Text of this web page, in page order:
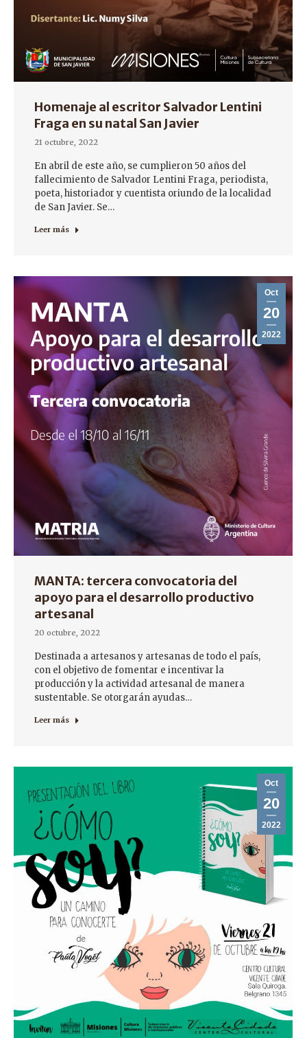
Homenaje al escritor Salvador Lentini
Fraga en su natal San Javier
21 octubre, 2022
En abril de este año, se cumplieron 50 años del
fallecimiento de Salvador Lentini Fraga, periodista,
poeta, historiador y cuentista oriundo de la localidad
de San Javier. Se…
Leer más
Oct
20
2022
MANTA: tercera convocatoria del
apoyo para el desarrollo productivo
artesanal
20 octubre, 2022
Destinada a artesanos y artesanas de todo el país,
con el objetivo de fomentar e incentivar la
producción y la actividad artesanal de manera
sustentable. Se otorgarán ayudas…
Leer más
Oct
20
2022